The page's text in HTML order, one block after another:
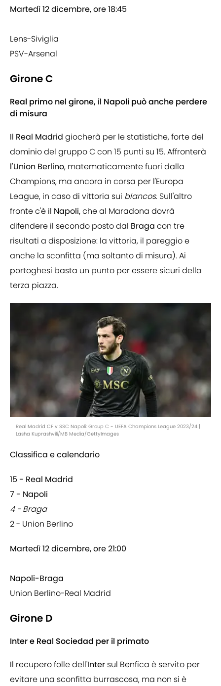
Martedì 12 dicembre, ore 18:45
Lens-Siviglia
PSV-Arsenal
Girone C
Real primo nel girone, il Napoli può anche perdere
di misura
Il Real Madrid giocherà per le statistiche, forte del
dominio del gruppo C con 15 punti su 15. Affronterà
l'Union Berlino, matematicamente fuori dalla
Champions, ma ancora in corsa per l'Europa
League, in caso di vittoria sui blancos. Sull'altro
fronte c'è il Napoli,che al Maradona dovrà
difendere il secondo posto dal Braga con tre
risultati a disposizione: la vittoria, il pareggio e
anche la sconfitta (ma soltanto di misura). Ai
portoghesi basta un punto per essere sicuri della
terza piazza.
Real Madrid CF v SSC Napoli: Group C - UEFA Champions League 2023/24 |
Lasha Kuprashvili/MB Media/GettyImages
Classifica e calendario
15 - Real Madrid
7 - Napoli
4 - Braga
2 - Union Berlino
Martedì 12 dicembre, ore 21:00
Napoli-Braga
Union Berlino-Real Madrid
Girone D
Inter e Real Sociedad per il primato
Il recupero folle dell'Inter sul Benfica è servito per
evitare una sconfitta burrascosa, ma non si è